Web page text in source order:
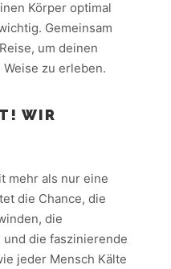
Körper optimal
Gemeinsam
um deinen
zu erleben.
WIR
mehr als nur eine
die Chance, die
die
die faszinierende
jeder Mensch Kälte